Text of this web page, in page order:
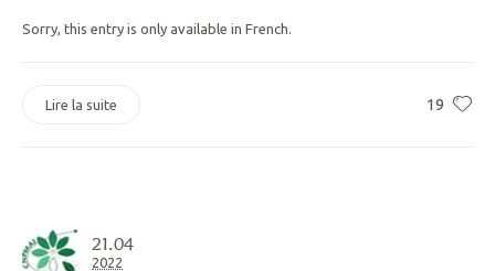
Sorry, this entry is only available in French.
19
Lire la suite
21.04
2022